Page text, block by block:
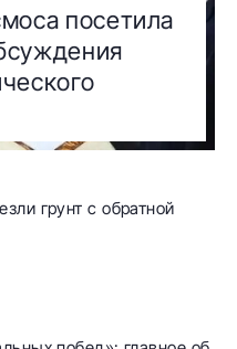
посетила
грунт с обратной